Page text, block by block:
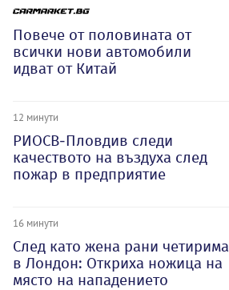
Повече от половината от
всички нови автомобили
идват от Китай
12 минути
РИОСВ-Пловдив следи
качеството на въздуха след
пожар в предприятие
16 минути
След като жена рани четирима
в Лондон: Откриха ножица на
място на нападението